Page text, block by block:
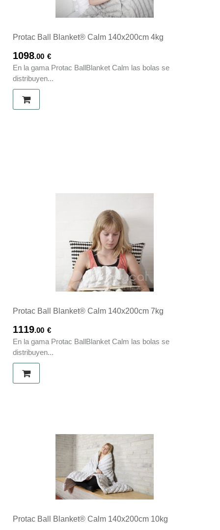
Protac Ball Blanket® Calm 140x200cm 4kg
1098.00 €
En la gama Protac BallBlanket Calm las bolas se
distribuyen...
Protac Ball Blanket® Calm 140x200cm 7kg
1119.00 €
En la gama Protac BallBlanket Calm las bolas se
distribuyen...
Protac Ball Blanket® Calm 140x200cm 10kg